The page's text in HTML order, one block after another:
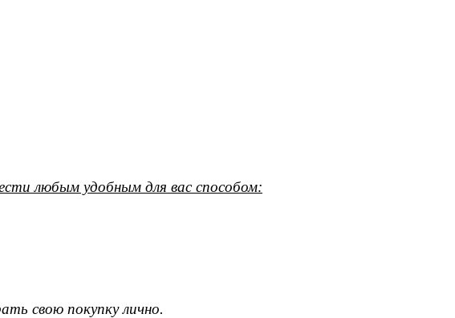
любым удобным для вас способом:
свою покупку лично.